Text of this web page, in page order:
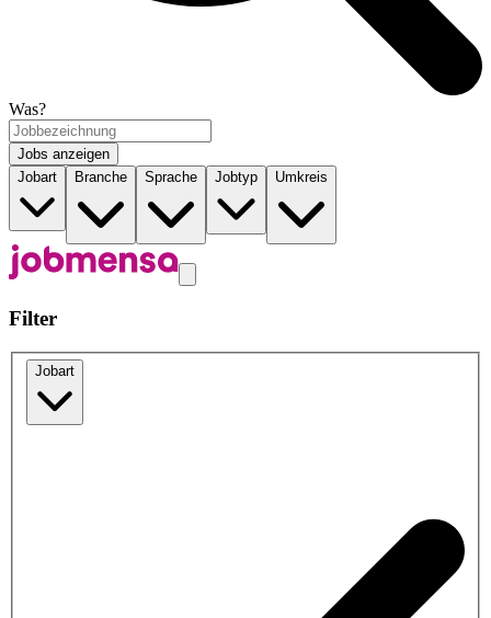
Was?
Jobs anzeigen
Jobart
Branche Sprache Jobtyp Umkreis
Filter
Jobart